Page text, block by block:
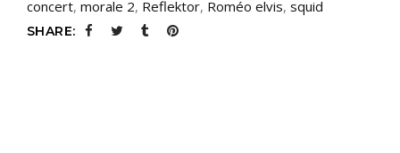
concert, morale 2, Reflektor, Roméo elvis, squid
SHARE: